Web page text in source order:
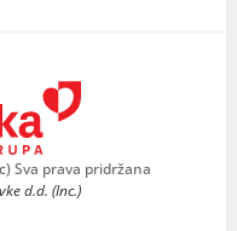
Sva prava pridržana
d.d. (Inc.)